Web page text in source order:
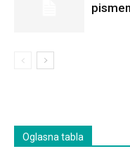
Oglasna tabla